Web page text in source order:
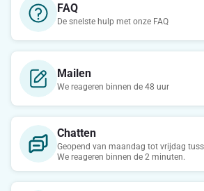
FAQ
De snelste hulp met onze FAQ
Mailen
We reageren binnen de 48 uur
Chatten
Geopend van maandag tot vrijdag
We reageren binnen de 2 minuten.